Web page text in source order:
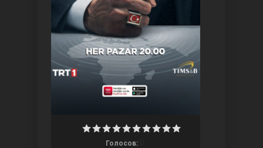
Воскресший Эртугрул
Голосов: